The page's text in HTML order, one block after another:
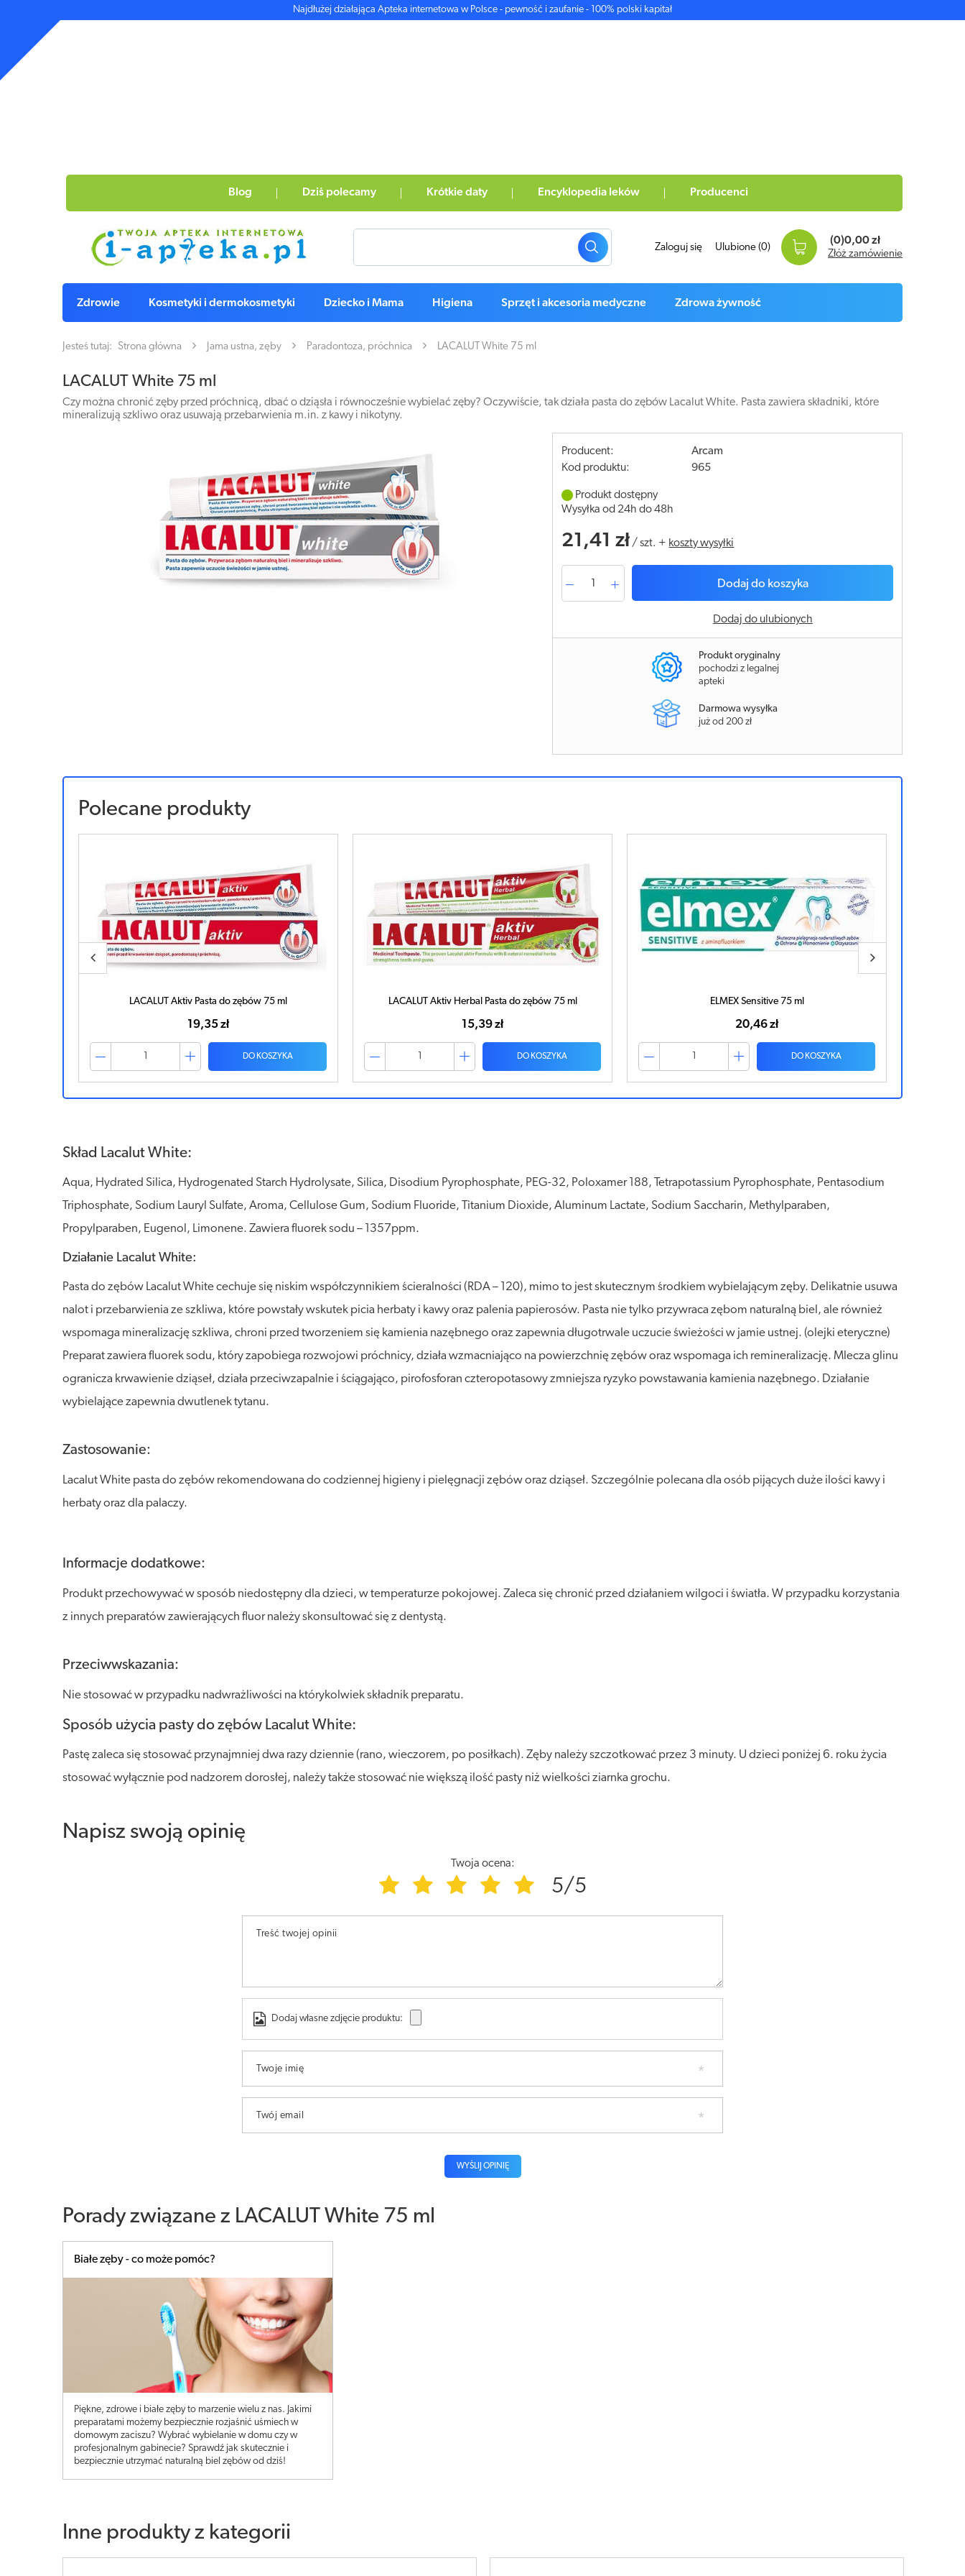
Najdłużej działająca Apteka internetowa w Polsce - pewność i zaufanie - 100% polski kapitał
Blog Dziś polecamy Krótkie daty Encyklopedia leków Producenci
Zaloguj się Ulubione (0)
(0)0,00 zł
Złóż zamówienie
Zdrowie Kosmetyki i dermokosmetyki Dziecko i Mama Higiena Sprzęt i akcesoria medyczne Zdrowa żywność
Jesteś tutaj: Strona główna Jama ustna, zęby Paradontoza, próchnica LACALUT White 75 ml
LACALUT White 75 ml
Czy można chronić zęby przed próchnicą, dbać o dziąsła i równocześnie wybielać zęby? Oczywiście, tak działa pasta do zębów Lacalut White. Pasta zawiera składniki, które
mineralizują szkliwo oraz usuwają przebarwienia m.in. z kawy i nikotyny.
Producent:
Arcam
Kod produktu:
965
Produkt dostępny
Wysyłka od 24h do 48h
21,41 zł /szt. + koszty wysyłki
Dodaj do koszyka
Dodaj do ulubionych
Produkt oryginalny
pochodzi z legalnej
apteki
Darmowa wysyłka
już od 200 zł
Polecane produkty
LACALUT Aktiv Pasta do zębów 75 ml
19,35 zł
DO KOSZYKA
LACALUT Aktiv Herbal Pasta do zębów 75 ml
15,39 zł
DO KOSZYKA
ELMEX Sensitive 75 ml
20,46 zł
DO KOSZYKA
Skład Lacalut White:
Aqua, Hydrated Silica, Hydrogenated Starch Hydrolysate, Silica, Disodium Pyrophosphate, PEG-32, Poloxamer 188, Tetrapotassium Pyrophosphate, Pentasodium
Triphosphate, Sodium Lauryl Sulfate, Aroma, Cellulose Gum, Sodium Fluoride, Titanium Dioxide, Aluminum Lactate, Sodium Saccharin, Methylparaben,
Propylparaben, Eugenol, Limonene. Zawiera fluorek sodu – 1357ppm.
Działanie Lacalut White:
Pasta do zębów Lacalut White cechuje się niskim współczynnikiem ścieralności (RDA – 120), mimo to jest skutecznym środkiem wybielającym zęby. Delikatnie usuwa
nalot i przebarwienia ze szkliwa, które powstały wskutek picia herbaty i kawy oraz palenia papierosów. Pasta nie tylko przywraca zębom naturalną biel, ale również
wspomaga mineralizację szkliwa, chroni przed tworzeniem się kamienia nazębnego oraz zapewnia długotrwale uczucie świeżości w jamie ustnej. (olejki eteryczne)
Preparat zawiera fluorek sodu, który zapobiega rozwojowi próchnicy, działa wzmacniająco na powierzchnię zębów oraz wspomaga ich remineralizację. Mlecza glinu
ogranicza krwawienie dziąseł, działa przeciwzapalnie i ściągająco, pirofosforan czteropotasowy zmniejsza ryzyko powstawania kamienia nazębnego. Działanie
wybielające zapewnia dwutlenek tytanu.
Zastosowanie:
Lacalut White pasta do zębów rekomendowana do codziennej higieny i pielęgnacji zębów oraz dziąseł. Szczególnie polecana dla osób pijących duże ilości kawy i
herbaty oraz dla palaczy.
Informacje dodatkowe:
Produkt przechowywać w sposób niedostępny dla dzieci, w temperaturze pokojowej. Zaleca się chronić przed działaniem wilgoci i światła. W przypadku korzystania
z innych preparatów zawierających fluor należy skonsultować się z dentystą.
Przeciwwskazania:
Nie stosować w przypadku nadwrażliwości na którykolwiek składnik preparatu.
Sposób użycia pasty do zębów Lacalut White:
Pastę zaleca się stosować przynajmniej dwa razy dziennie (rano, wieczorem, po posiłkach). Zęby należy szczotkować przez 3 minuty. U dzieci poniżej 6. roku życia
stosować wyłącznie pod nadzorem dorosłej, należy także stosować nie większą ilość pasty niż wielkości ziarnka grochu.
Napisz swoją opinię
Twoja ocena:
5/5
Treść twojej opinii
Dodaj własne zdjęcie produktu:
Twoje imię
Twój email
WYŚLIJ OPINIĘ
Porady związane z LACALUT White 75 ml
Białe zęby - co może pomóc?
Piękne, zdrowe i białe zęby to marzenie wielu z nas. Jakimi
preparatami możemy bezpiecznie rozjaśnić uśmiech w
domowym zaciszu? Wybrać wybielanie w domu czy w
profesjonalnym gabinecie? Sprawdź jak skutecznie i
bezpiecznie utrzymać naturalną biel zębów od dziś!
Inne produkty z kategorii